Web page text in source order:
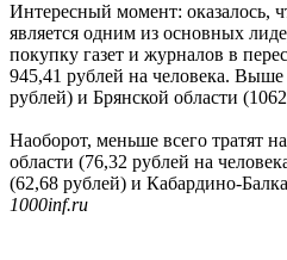
Интересный момент: оказалось,
является одним из основных
покупку газет и журналов в
945,41 рублей на человека.
рублей) и Брянской области
Наоборот, меньше всего тратят
области (76,32 рублей на
(62,68 рублей) и Кабардино-
1000inf.ru